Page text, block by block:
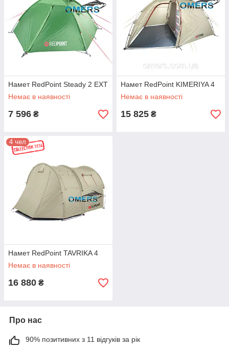
Намет RedPoint Steady 2 EXT
Немає в наявності
7 596 ₴
Намет RedPoint KIMERIYA 4
Немає в наявності
15 825 ₴
4 чел
Намет RedPoint TAVRIKA 4
Немає в наявності
16 880 ₴
Про нас
90% позитивних з 11 відгуків за рік